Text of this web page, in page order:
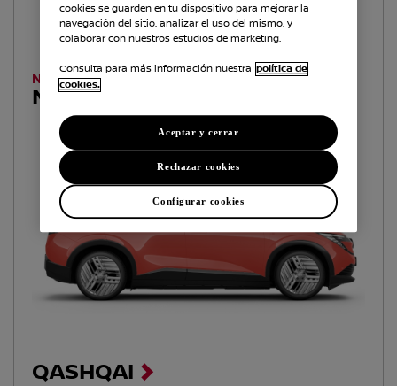
NUEVO
NUEVO LEAF
QASHQAI
cookies se guarden en tu dispositivo para mejorar la
navegación del sitio, analizar el uso del mismo, y
colaborar con nuestros estudios de marketing.
Consulta para más información nuestra política de
cookies.
Rechazar cookies
Aceptar y cerrar
Configurar cookies